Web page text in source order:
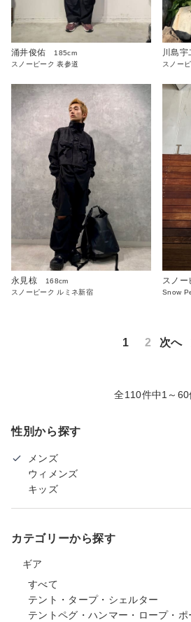
涌井俊佑
185cm
スノーピーク 表参道
川島宇
スノー
永見椋
168cm
スノーピーク ルミネ新宿
スノー
Snow
1 2 次へ
全110件中1～60
性別から探す
メンズ
ウィメンズ
キッズ
カテゴリーから探す
ギア
すべて
テント・タープ・シェルター
テントペグ・ハンマー・ロープ・ポ